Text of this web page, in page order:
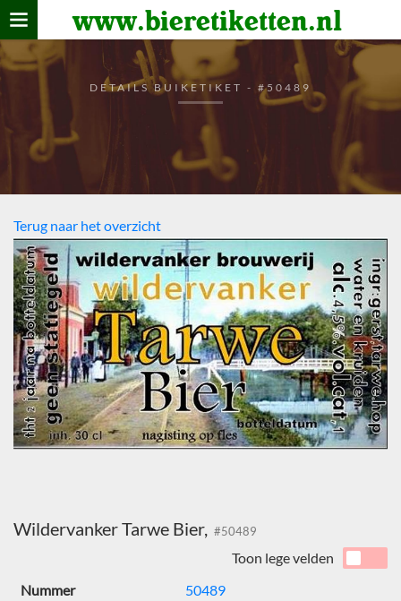
www.bieretiketten.nl
Home
verzamelen
De bierkaart
Bezoekers
DETAILS BUIKETIKET - #50489
Terug naar het overzicht
Wildervanker Tarwe Bier, #50489
Toon lege velden
Nummer
50489